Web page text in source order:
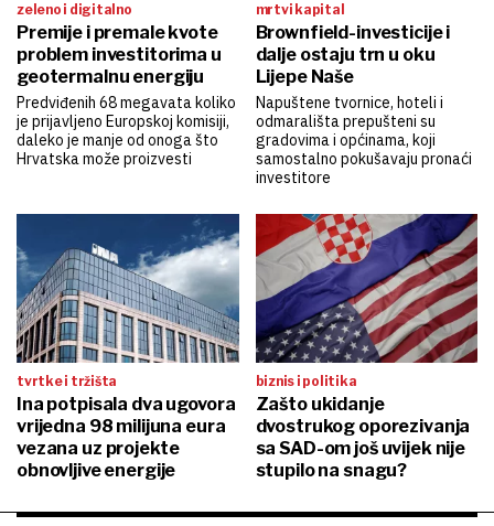
zeleno i digitalno
Premije i premale kvote
problem investitorima u
geotermalnu energiju
Predviđenih 68 megavata koliko
je prijavljeno Europskoj komisiji,
daleko je manje od onoga što
Hrvatska može proizvesti
mrtvi kapital
Brownfield-investicije i
dalje ostaju trn u oku
Lijepe Naše
Napuštene tvornice, hoteli i
odmarališta prepušteni su
gradovima i općinama, koji
samostalno pokušavaju pronaći
investitore
tvrtke i tržišta
Ina potpisala dva ugovora
vrijedna 98 milijuna eura
vezana uz projekte
obnovljive energije
biznis i politika
Zašto ukidanje
dvostrukog oporezivanja
sa SAD-om još uvijek nije
stupilo na snagu?